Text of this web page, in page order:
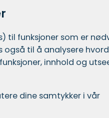
til funksjoner som er
også til å analysere
innhold og
dine samtykker i vår